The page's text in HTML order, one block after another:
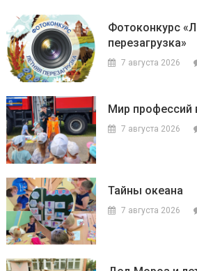
Фотоконкурс
перезагрузка»
7 августа 2026
Мир профессий
7 августа 2026
Тайны океана
7 августа 2026